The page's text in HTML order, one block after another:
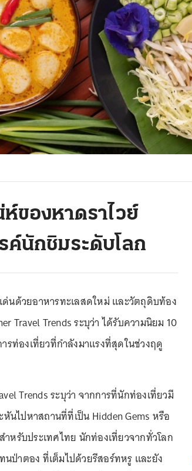
ของหาดราไวย์
ค์นักชิมระดับโลก
ด่นด้วยอาหารทะเลสดใหม่ และวัตถุดิบท้อง
Travel Trends ระบุว่า ได้รับความนิยม 10
ท่องเที่ยวที่กำลังมาแรงที่สุดในช่วงฤดู
Trends ระบุว่า จากการที่นักท่องเที่ยวมี
นไปหาสถานที่ที่เป็น Hidden Gems หรือ
รับประเทศไทย นักท่องเที่ยวจากทั่วโลก
นป่าตอง ที่เต็มไปด้วยรีสอร์ทหรู และยัง